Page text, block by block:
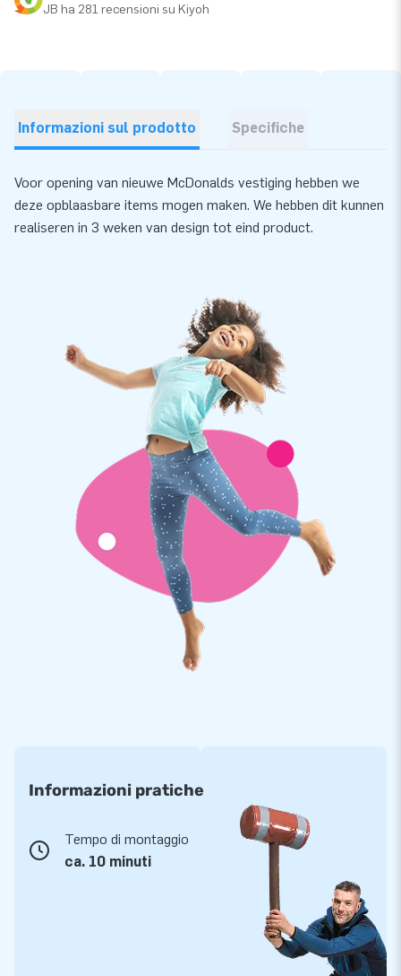
JB ha 281 recensioni su Kiyoh
Informazioni sul prodotto Specifiche
Voor opening van nieuwe McDonalds vestiging hebben we
deze opblaasbare items mogen maken. We hebben dit kunnen
realiseren in 3 weken van design tot eind product.
Informazioni pratiche
Tempo di montaggio
ca. 10 minuti